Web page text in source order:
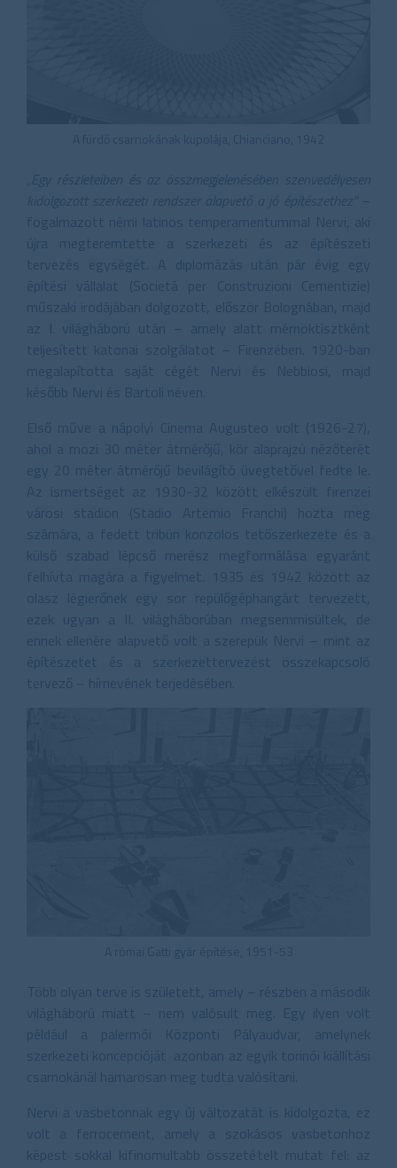
A fürdő csarnokának kupolája, Chianciano, 1942
„Egy részleteiben és az összmegjelenésében szenvedélyesen
kidolgozott szerkezeti rendszer alapvető a jó építészethez”
fogalmazott némi latinos temperamentummal Nervi, aki
újra megteremtette a szerkezeti és az építészeti
tervezés egységét. A diplomázás után pár évig egy
építési vállalat (Societá per Construzioni Cementizie)
műszaki irodájában dolgozott, először Bolognában, majd
az I. világháború után – amely alatt mérnöktisztként
teljesített katonai szolgálatot – Firenzében. 1920-ban
megalapította saját cégét Nervi és Nebbiosi, majd
később Nervi és Bartoli néven.
Első műve a nápolyi Cinema Augusteo volt (1926-27),
ahol a mozi 30 méter átmérőjű, kör alaprajzú nézőterét
egy 20 méter átmérőjű bevilágító üvegtetővel fedte le.
Az ismertséget az 1930-32 között elkészült firenzei
városi stadion (Stadio Artemio Franchi) hozta meg
számára, a fedett tribün konzolos tetőszerkezete és a
külső szabad lépcső merész megformálása egyaránt
felhívta magára a figyelmet. 1935 és 1942 között az
olasz légierőnek egy sor repülőgéphangárt tervezett,
ezek ugyan a II. világháborúban megsemmisültek, de
ennek ellenére alapvető volt a szerepük Nervi – mint az
építészetet és a szerkezettervezést összekapcsoló
tervező – hírnevének terjedésében.
A római Gatti gyár építése, 1951-53
Több olyan terve is született, amely – részben a második
világháború miatt – nem valósult meg. Egy ilyen volt
például a palermói Központi Pályaudvar, amelynek
szerkezeti koncepcióját azonban az egyik torinói kiállítási
csarnokánál hamarosan meg tudta valósítani.
Nervi a vasbetonnak egy új változatát is kidolgozta, ez
volt a ferrocement, amely a szokásos vasbetonhoz
képest sokkal kifinomultabb összetételt mutat fel: az